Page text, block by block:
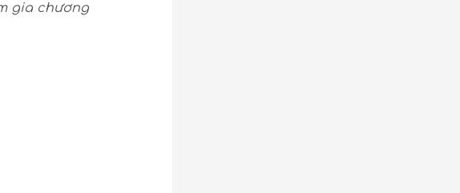
gia chương